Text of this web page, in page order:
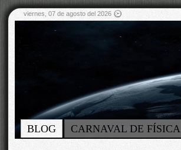
viernes, 07 de agosto del 2026
BLOG CARNAVAL DE FÍSICA